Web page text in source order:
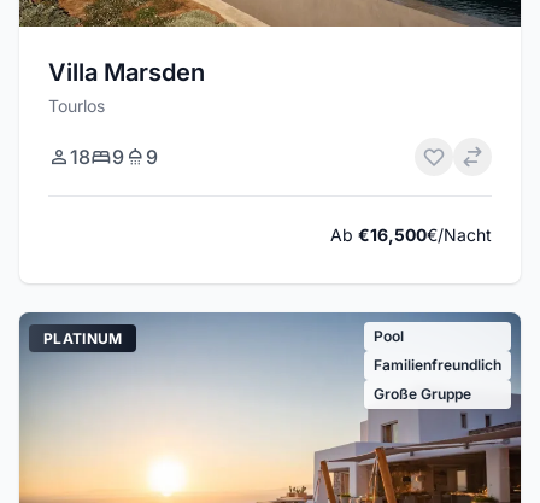
Villa Marsden
Tourlos
18 9 9
Ab €16,500€/Nacht
PLATINUM
Pool
Familienfreundlich
Große Gruppe